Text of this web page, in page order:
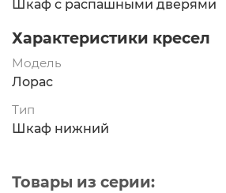
Шкаф с распашными дверями
Характеристики кресел
Модель
Лорас
Тип
Шкаф нижний
Товары из серии: